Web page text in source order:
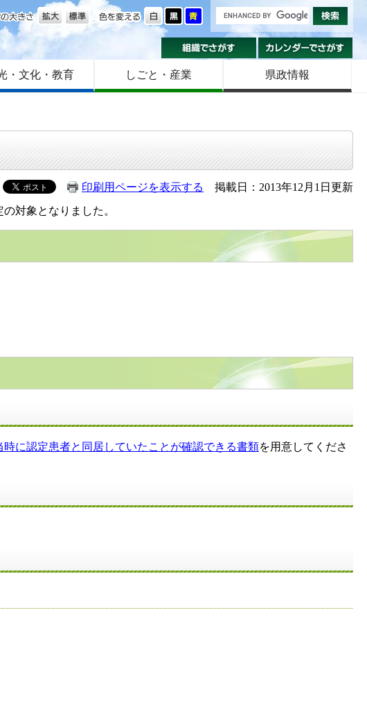
色を変える
文字の大きさ
組織でさがす
・文化・教育 しごと・産業 県政情報
印刷用ページを表示する
掲載日：2013年12月1日更新
対象となりました。
時に認定患者と同居していたことが確認できる書類を用意してくださ